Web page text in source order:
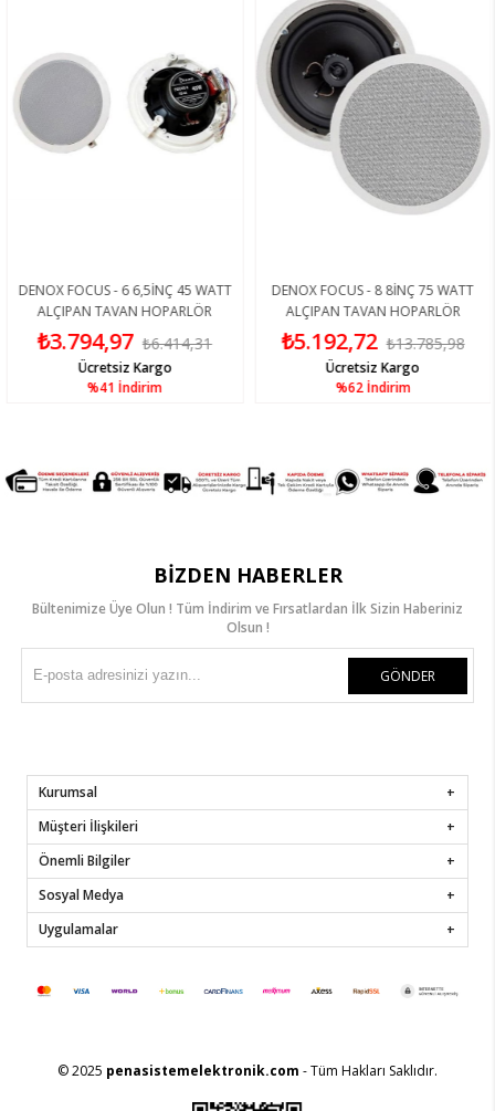
DENOX FOCUS - 6 6,5İNÇ 45 WATT
ALÇIPAN TAVAN HOPARLÖR
₺3.794,97 ₺6.414,31
%41 İndirim
Ücretsiz Kargo
DENOX FOCUS - 8 8İNÇ 75 WATT
ALÇIPAN TAVAN HOPARLÖR
₺5.192,72 ₺13.785,98
%62İndirim
Ücretsiz Kargo
BIZDEN HABERLER
Bültenimize Üye Olun ! Tüm İndirim ve Fırsatlardan İlk Sizin Haberiniz
Olsun !
GÖNDER
Kurumsal
Müşteri İlişkileri
Önemli Bilgiler
Sosyal Medya
Uygulamalar
© 2025 penasistemelektronik.com - Tüm Hakları Saklıdır.